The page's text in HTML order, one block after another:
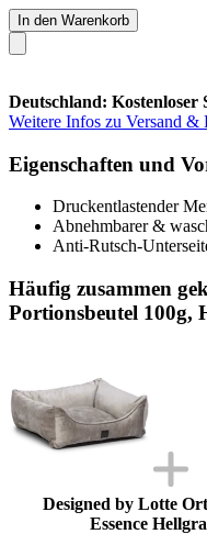
In den Warenkorb
Deutschland: Kostenloser
Weitere Infos zu Versand &
Eigenschaften und
Druckentlastender
Abnehmbarer &
Anti-Rutsch-
Häufig zusammen
Portionsbeutel 100g,
Designed by Lotte
Essence